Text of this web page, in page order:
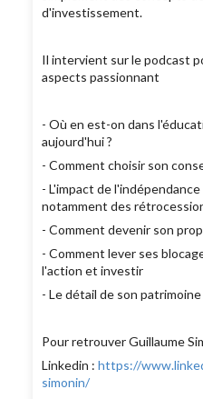
d'investissement.
Il intervient sur le podcast
aspects passionnant
- Où en est-on dans
aujourd'hui ?
- Comment choisir son
- L'impact de
notamment des
- Comment devenir son
- Comment lever ses
l'action et investir
- Le détail de son
Pour retrouver Guillaume
Linkedin :https://
simonin/